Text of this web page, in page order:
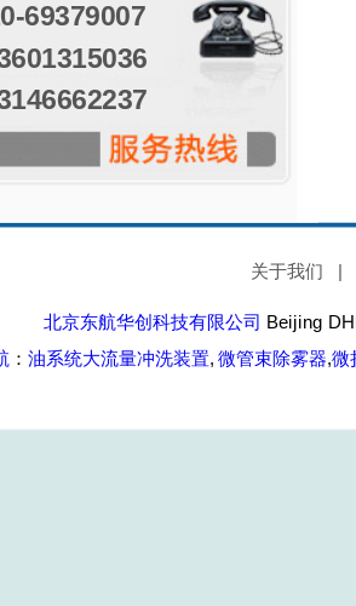
69379007
关于我们 |
北京东航华创科技有限公司 Beijing
： 油系统大流量冲洗装置, 微管束除雾器,微